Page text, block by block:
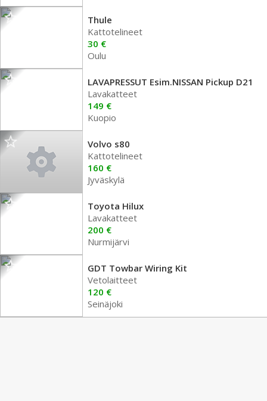
Thule
Kattotelineet
30 €
Oulu
LAVAPRESSUT Esim.NISSAN Pickup D21
Lavakatteet
149 €
Kuopio
Volvo s80
Kattotelineet
160 €
Jyväskylä
Toyota Hilux
Lavakatteet
200 €
Nurmijärvi
GDT Towbar Wiring Kit
Vetolaitteet
120 €
Seinäjoki